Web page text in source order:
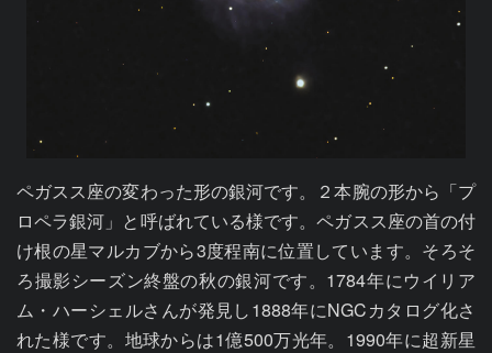
ペガスス座の変わった形の銀河です。２本腕の形から「プ
ロペラ銀河」と呼ばれている様です。ペガスス座の首の付
け根の星マルカブから3度程南に位置しています。そろそ
ろ撮影シーズン終盤の秋の銀河です。1784年にウイリア
ム・ハーシェルさんが発見し1888年にNGCカタログ化さ
れた様です。地球からは1億500万光年。1990年に超新星